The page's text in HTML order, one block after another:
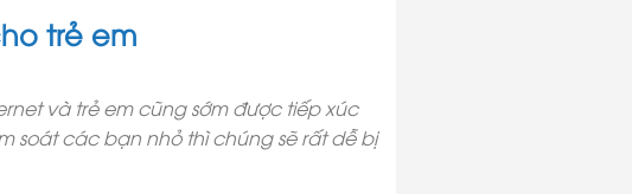
trẻ em
và trẻ em cũng sớm được tiếp xúc
soát các bạn nhỏ thì chúng sẽ rất dễ bị